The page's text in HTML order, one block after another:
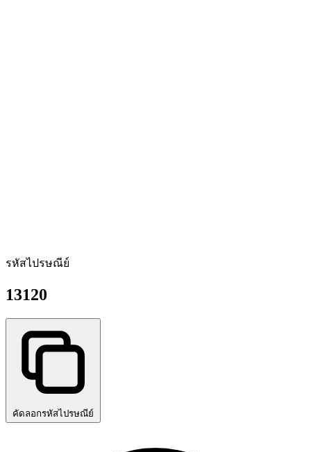
รหัสไปรษณีย์
13120
คัดลอกรหัสไปรษณีย์